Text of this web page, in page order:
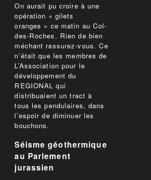
On aurait pu croire à une
opération « gilets
oranges » ce matin au Col-
des-Roches. Rien de bien
méchant rassurez-vous. Ce
n'était que les membres de
L’Association pour le
développement du
REGIONAL qui
distribuaient un tract à
tous les pendulaires, dans
l'espoir de diminuer les
bouchons.
Séisme géothermique
au Parlement
jurassien